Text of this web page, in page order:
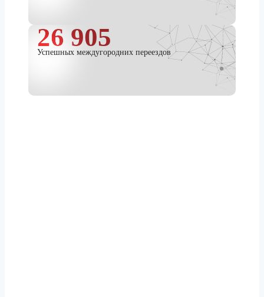
26 905
Успешных междугородних переездов